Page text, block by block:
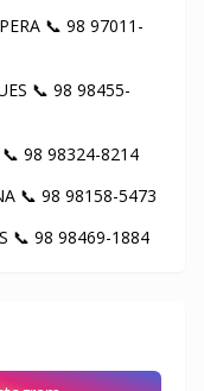
📞 98 97011-
📞 98 98455-
98 98324-8214
📞 98 98158-5473
📞 98 98469-1884